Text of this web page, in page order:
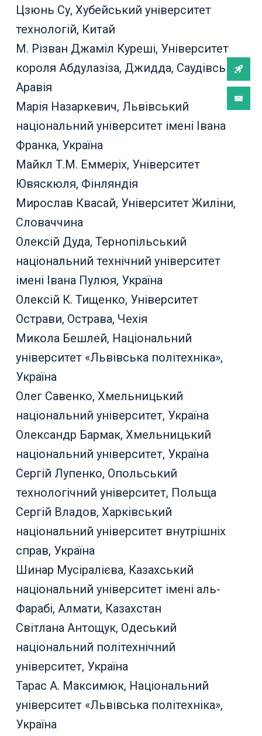
Цзюнь Су, Хубейський університет
технологій, Китай
М. Різван Джаміл Куреші, Університет
короля Абдулазіза, Джидда, Саудівська
Аравія
Марія Назаркевич, Львівський
національний університет імені Івана
Франка, Україна
Майкл Т.М. Еммеріх, Університет
Ювяскюля, Фінляндія
Мирослав Квасай, Університет Жиліни,
Словаччина
Олексій Дуда, Тернопільський
національний технічний університет
імені Івана Пулюя, Україна
Олексій К. Тищенко, Університет
Острави, Острава, Чехія
Микола Бешлей, Національний
університет «Львівська політехніка»,
Україна
Олег Савенко, Хмельницький
національний університет, Україна
Олександр Бармак, Хмельницький
національний університет, Україна
Сергій Лупенко, Опольський
технологічний університет, Польща
Сергій Владов, Харківський
національний університет внутрішніх
справ, Україна
Шинар Мусіралієва, Казахський
національний університет імені аль-
Фарабі, Алмати, Казахстан
Світлана Антощук, Одеський
національний політехнічний
університет, Україна
Тарас А. Максимюк, Національний
університет «Львівська політехніка»,
Україна